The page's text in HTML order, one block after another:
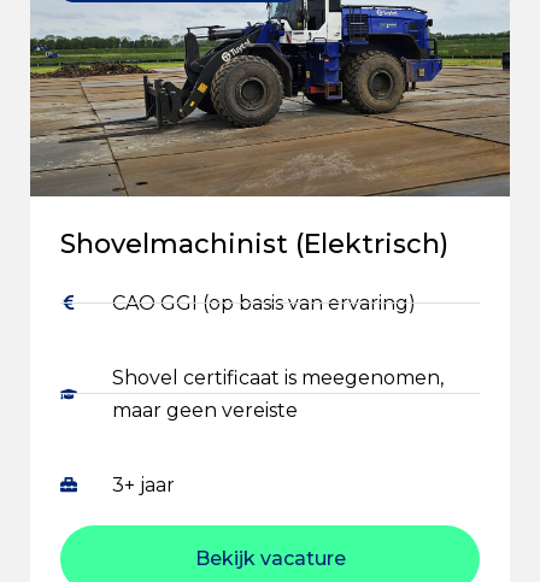
Shovelmachinist (Elektrisch)
CAO GGI (op basis van ervaring)
Shovel certificaat is meegenomen,
maar geen vereiste
3+ jaar
Bekijk vacature